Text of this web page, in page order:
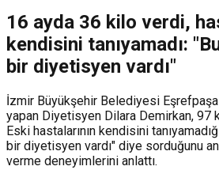
16 ayda 36 kilo verdi,
kendisini tanıyamadı:
bir diyetisyen vardı"
İzmir Büyükşehir Belediyesi
yapan Diyetisyen Dilara Demirkan, 97
Eski hastalarının kendisini
bir diyetisyen vardı" diye sorduğunu
verme deneyimlerini anlattı.